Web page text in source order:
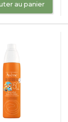
au panier